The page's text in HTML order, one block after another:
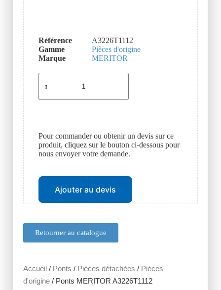
Retourner au catalogue
Accueil/ Ponts / Pièces détachées / Pièces
d'origine/ Ponts MERITOR A3226T1112
Référence
A3226T1112
Gamme
Pièces d'origine
Marque
MERITOR
Pour commander ou obtenir un devis sur ce
produit, cliquez sur le bouton ci-dessous pour
nous envoyer votre demande.
Ajouter au devis